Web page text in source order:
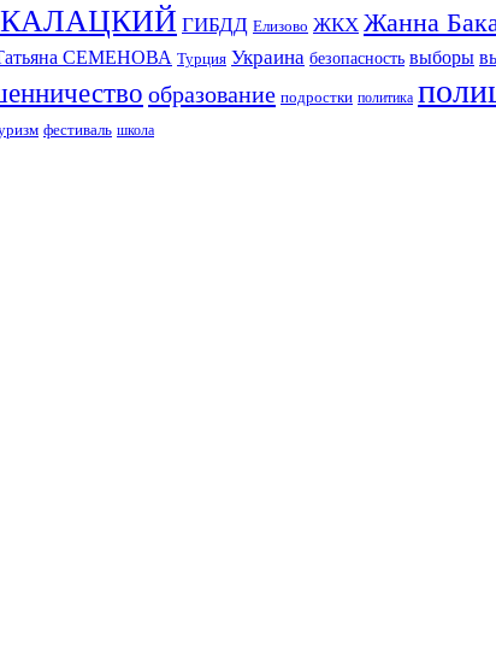
ГИБДД Елизово ЖКХ Жанна
СЕМЕНОВА Турция Украина безопасность выборы
образование подростки политика
фестиваль школа
ИЗДАНИЕ КАМЧАТСКОГО КРАЯ.